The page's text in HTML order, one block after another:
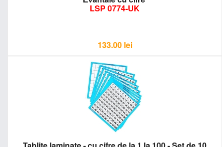
LSP 0774-UK
133.00 lei